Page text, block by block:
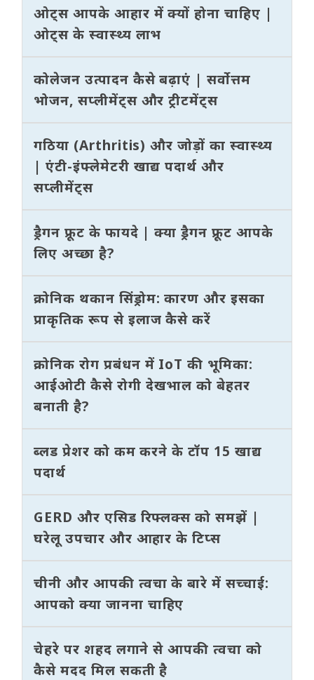
ओट्स आपके आहार में क्यों होना चाहिए |
ओट्स के स्वास्थ्य लाभ
कोलेजन उत्पादन कैसे बढ़ाएं | सर्वोत्तम
भोजन, सप्लीमेंट्स और ट्रीटमेंट्स
गठिया (Arthritis) और जोड़ों का स्वास्थ्य
| एंटी-इंफ्लेमेटरी खाद्य पदार्थ और
सप्लीमेंट्स
ड्रैगन फ्रूट के फायदे | क्या ड्रैगन फ्रूट आपके
लिए अच्छा है?
क्रोनिक थकान सिंड्रोम: कारण और इसका
प्राकृतिक रूप से इलाज कैसे करें
क्रोनिक रोग प्रबंधन में IoT की भूमिका:
आईओटी कैसे रोगी देखभाल को बेहतर
बनाती है?
ब्लड प्रेशर को कम करने के टॉप 15 खाद्य
पदार्थ
GERD और एसिड रिफ्लक्स को समझें |
घरेलू उपचार और आहार के टिप्स
चीनी और आपकी त्वचा के बारे में सच्चाई:
आपको क्या जानना चाहिए
चेहरे पर शहद लगाने से आपकी त्वचा को
कैसे मदद मिल सकती है